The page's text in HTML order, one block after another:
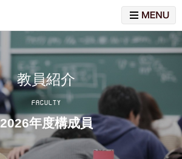
教員紹介
FACULTY
2026年度構成員